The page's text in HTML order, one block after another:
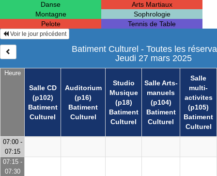
Danse
Arts Martiaux
Montagne
Sophrologie
Pelote
Tennis de Table
Heure
Salle CD
(p102)
Batiment
Culturel
Auditorium
(p16)
Batiment
Culturel
Studio
Musique
(p18)
Batiment
Culturel
Salle Arts-
manuels
(p104)
Batiment
Culturel
Salle
multi-
activites
(p105)
Batiment
Culturel
Voir le jour précédent
Batiment Culturel - Toutes les
Jeudi 27 mars 2025
07:00 -
07:15
07:15 -
07:30